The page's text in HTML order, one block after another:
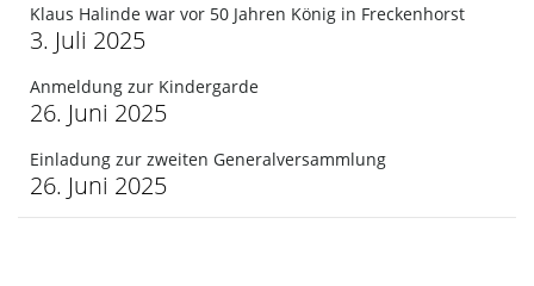
Klaus Halinde war vor 50 Jahren König in Freckenhorst
3. Juli 2025
Anmeldung zur Kindergarde
26. Juni 2025
Einladung zur zweiten Generalversammlung
26. Juni 2025